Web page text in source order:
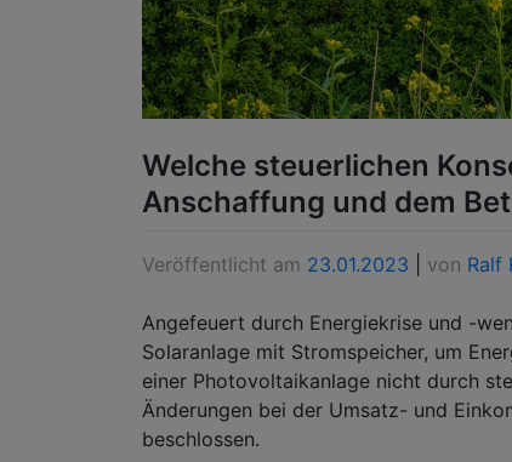
Welche steuerlichen
Anschaffung und dem
Veröffentlicht am 23.01.2023 von Ralf
Angefeuert durch Energiekrise und -
Solaranlage mit Stromspeicher, um
einer Photovoltaikanlage nicht durch
Änderungen bei der Umsatz- und
beschlossen.